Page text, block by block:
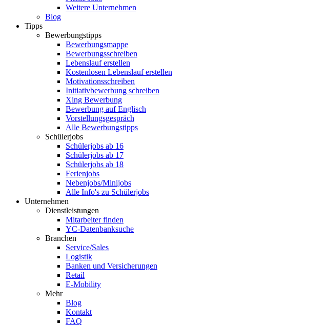
Weitere Unternehmen
Blog
Tipps
Bewerbungstipps
Bewerbungsmappe
Bewerbungsschreiben
Lebenslauf erstellen
Kostenlosen Lebenslauf erstellen
Motivationsschreiben
Initiativbewerbung schreiben
Xing Bewerbung
Bewerbung auf Englisch
Vorstellungsgespräch
Alle Bewerbungstipps
Schülerjobs
Schülerjobs ab 16
Schülerjobs ab 17
Schülerjobs ab 18
Ferienjobs
Nebenjobs/Minijobs
Alle Info's zu Schülerjobs
Unternehmen
Dienstleistungen
Mitarbeiter finden
YC-Datenbanksuche
Branchen
Service/Sales
Logistik
Banken und Versicherungen
Retail
E-Mobility
Mehr
Blog
Kontakt
FAQ